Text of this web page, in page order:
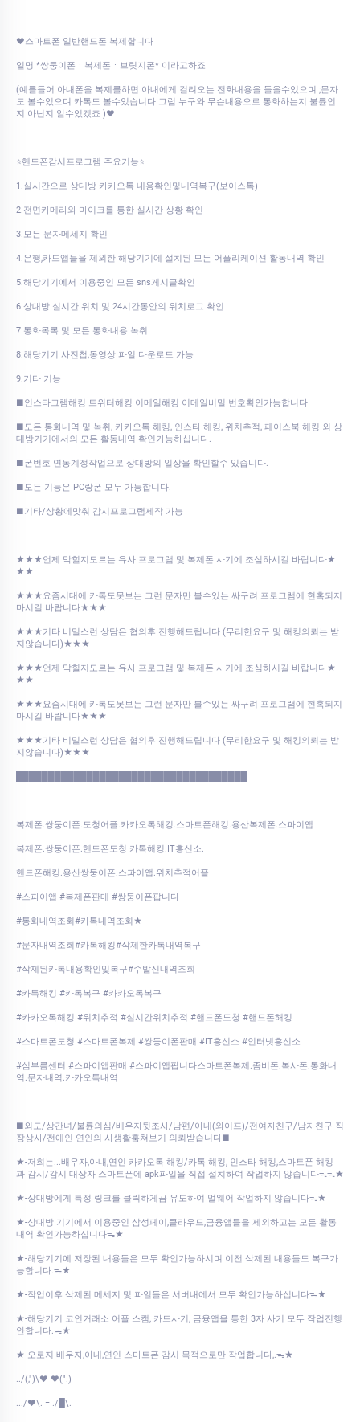
♥스마트폰 일반핸드폰 복제합니다
일명 *쌍둥이폰ㆍ복제폰ㆍ브릿지폰* 이라고하죠
(예를들어 아내폰을 복제를하면 아내에게 걸려오는 전화내용을 들을수있으며 ;문자
도 볼수있으며 카톡도 볼수있습니다 그럼 누구와 무슨내용으로 통화하는지 불륜인
지 아닌지 알수있겠죠 )♥
⭐핸드폰감시프로그램 주요기능⭐
1.실시간으로 상대방 카카오톡 내용확인및내역복구(보이스톡)
2.전면카메라와 마이크를 통한 실시간 상황 확인
3.모든 문자메세지 확인
4.은행,카드앱들을 제외한 해당기기에 설치된 모든 어플리케이션 활동내역 확인
5.해당기기에서 이용중인 모든 sns게시글확인
6.상대방 실시간 위치 및 24시간동안의 위치로그 확인
7.통화목록 및 모든 통화내용 녹취
8.해당기기 사진첩,동영상 파일 다운로드 가능
9.기타 기능
■인스타그램해킹 트위터해킹 이메일해킹 이메일비밀 번호확인가능합니다
■모든 통화내역 및 녹취, 카카오톡 해킹, 인스타 해킹, 위치추적, 페이스북 해킹 외 상
대방기기에서의 모든 활동내역 확인가능하십니다.
■폰번호 연동계정작업으로 상대방의 일상을 확인할수 있습니다.
■모든 기능은 PC랑폰 모두 가능합니다.
■기타/상황에맞춰 감시프로그램제작 가능
★★★언제 막힐지모르는 유사 프로그램 및 복제폰 사기에 조심하시길 바랍니다★
★★
★★★요즘시대에 카톡도못보는 그런 문자만 볼수있는 싸구려 프로그램에 현혹되지
마시길 바랍니다★★★
★★★기타 비밀스런 상담은 협의후 진행해드립니다 (무리한요구 및 해킹의뢰는 받
지않습니다)★★★
★★★언제 막힐지모르는 유사 프로그램 및 복제폰 사기에 조심하시길 바랍니다★
★★
★★★요즘시대에 카톡도못보는 그런 문자만 볼수있는 싸구려 프로그램에 현혹되지
마시길 바랍니다★★★
★★★기타 비밀스런 상담은 협의후 진행해드립니다 (무리한요구 및 해킹의뢰는 받
지않습니다)★★★
복제폰.쌍둥이폰.도청어플.카카오톡해킹.스마트폰해킹.용산복제폰.스파이앱
복제폰.쌍둥이폰.핸드폰도청 카톡해킹.IT흥신소.
핸드폰해킹.용산쌍둥이폰.스파이앱.위치추적어플
#스파이앱 #복제폰판매 #쌍둥이폰팝니다
#통화내역조회#카톡내역조회★
#문자내역조회#카톡해킹#삭제한카톡내역복구
#삭제된카톡내용확인및복구#수발신내역조회
#카톡해킹 #카톡복구 #카카오톡복구
#카카오톡해킹 #위치추적 #실시간위치추적 #핸드폰도청 #핸드폰해킹
#스마트폰도청 #스마트폰복제 #쌍둥이폰판매 #IT흥신소 #인터넷흥신소
#심부름센터 #스파이앱판매 #스파이앱팝니다스마트폰복제.좀비폰.복사폰.통화내
역.문자내역.카카오톡내역
■외도/상간녀/불륜의심/배우자뒷조사/남편/아내(와이프)/전여자친구/남자친구 직
장상사/전애인 연인의 사생활훔쳐보기 의뢰받습니다■
★-저희는...배우자,아내,연인 카카오톡 해킹/카톡 해킹, 인스타 해킹,스마트폰 해킹
과 감시/감시 대상자 스마트폰에 apk파일을 직접 설치하여 작업하지 않습니다ᯓᯓ★
★-상대방에게 특정 링크를 클릭하게끔 유도하여 멀웨어 작업하지 않습니다ᯓ★
★-상대방 기기에서 이용중인 삼성페이,클라우드,금융앱들을 제외하고는 모든 활동
내역 확인가능하십니다ᯓ★
★-해당기기에 저장된 내용들은 모두 확인가능하시며 이전 삭제된 내용들도 복구가
능합니다.ᯓ★
★-작업이후 삭제된 메세지 및 파일들은 서버내에서 모두 확인가능하십니다ᯓ★
★-해당기기 코인거래소 어플 스캠, 카드사기, 금융앱을 통한 3자 사기 모두 작업진행
안합니다.ᯓ★
★-오로지 배우자,아내,연인 스마트폰 감시 목적으로만 작업합니다,.ᯓ★
../(,")\♥ ♥(".)
.../♥\. = ./█\.